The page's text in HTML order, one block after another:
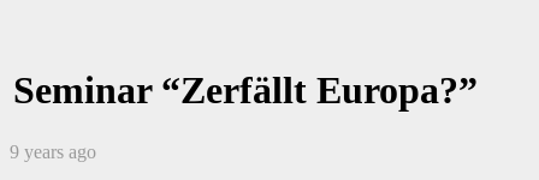
Seminar “Zerfällt Europa?”
9 years ago